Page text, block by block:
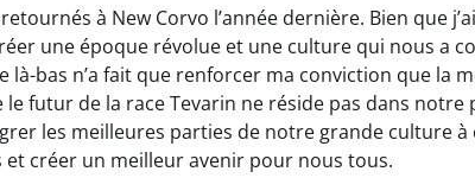
à New Corvo l’année dernière. Bien que
une époque révolue et une culture qui nous a
là-bas n’a fait que renforcer ma conviction que la
le futur de la race Tevarin ne réside pas dans
les meilleures parties de notre grande culture à
créer un meilleur avenir pour nous tous.